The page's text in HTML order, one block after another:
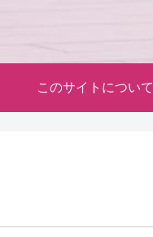
このサイトについて